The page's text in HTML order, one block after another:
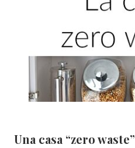
Una casa “zero waste”